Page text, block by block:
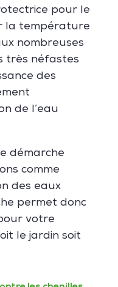
pour le
la température
nombreuses
très néfastes
des
de l’eau
démarche
comme
des eaux
permet donc
votre
le jardin soit